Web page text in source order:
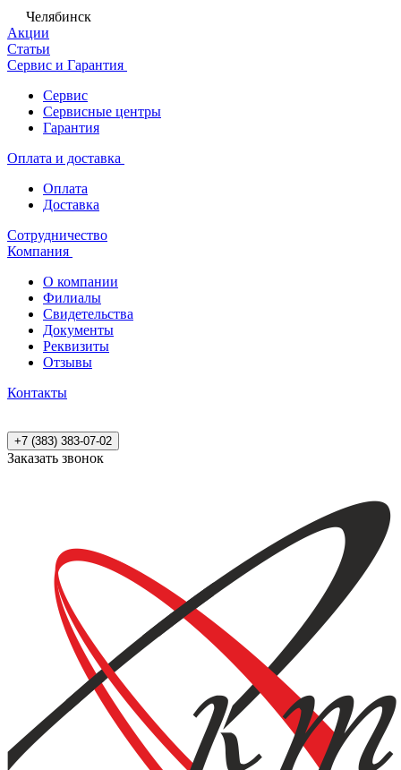
Челябинск
Акции
Статьи
Сервис и Гарантия
Сервис
Сервисные центры
Гарантия
Оплата и доставка
Оплата
Доставка
Сотрудничество
Компания
О компании
Филиалы
Свидетельства
Документы
Реквизиты
Отзывы
Контакты
+7 (383) 383-07-02
Заказать звонок